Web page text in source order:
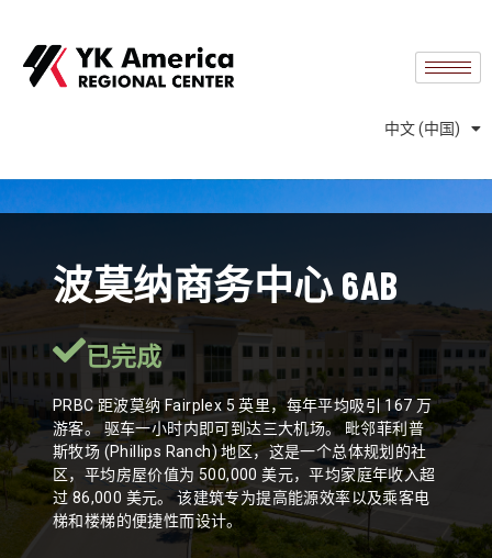
中文 (中国)
English
Português
波莫纳商务中心 6AB
已完成
PRBC 距波莫纳 Fairplex 5 英里，每年平均吸引 167 万
游客。 驱车一小时内即可到达三大机场。 毗邻菲利普
斯牧场 (Phillips Ranch) 地区，这是一个总体规划的社
区，平均房屋价值为 500,000 美元，平均家庭年收入超
过 86,000 美元。 该建筑专为提高能源效率以及乘客电
梯和楼梯的便捷性而设计。